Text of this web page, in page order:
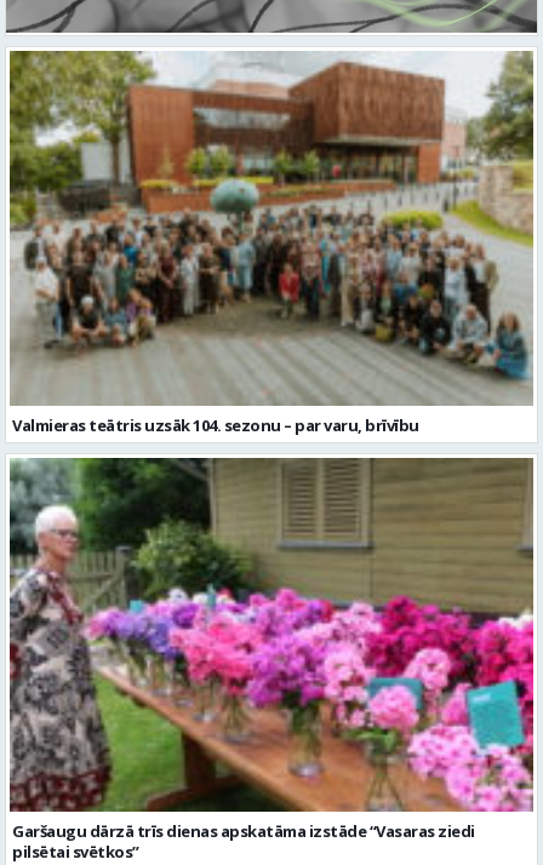
Valmieras teātris uzsāk 104. sezonu – par varu, brīvību
Garšaugu dārzā trīs dienas apskatāma izstāde “Vasaras ziedi
pilsētai svētkos”